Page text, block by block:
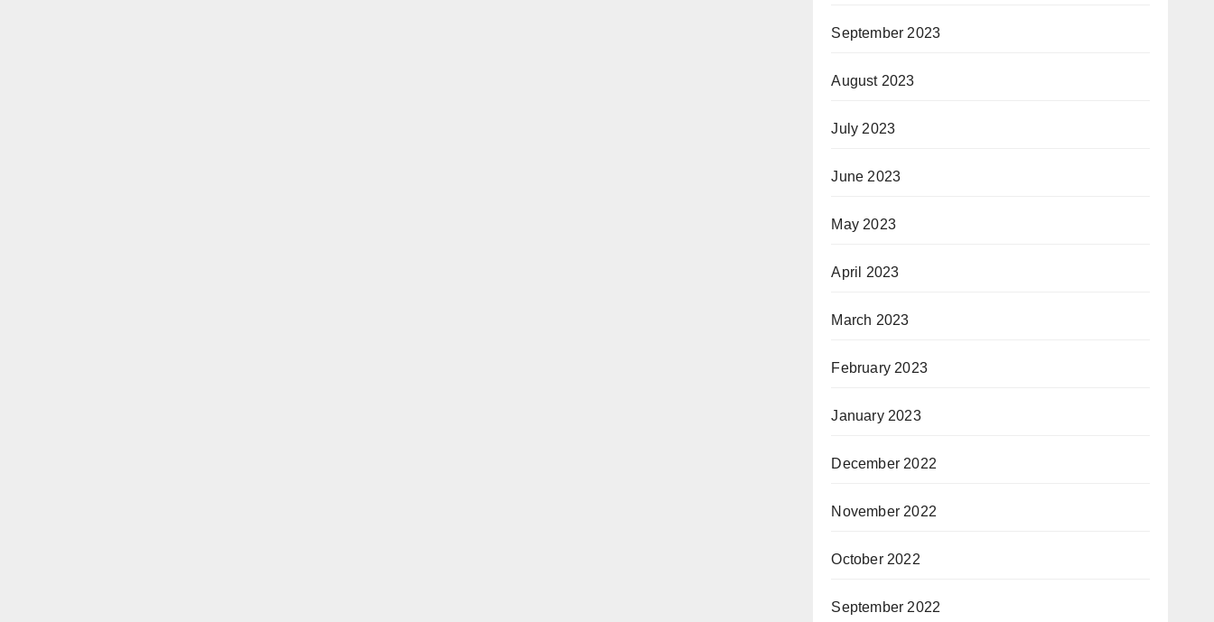
September 2023
August 2023
July 2023
June 2023
May 2023
April 2023
March 2023
February 2023
January 2023
December 2022
November 2022
October 2022
September 2022